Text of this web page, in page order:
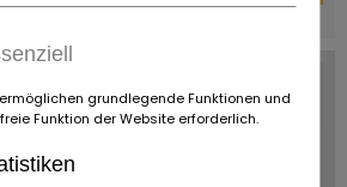
grundlegende Funktionen und
Funktion der Website erforderlich.